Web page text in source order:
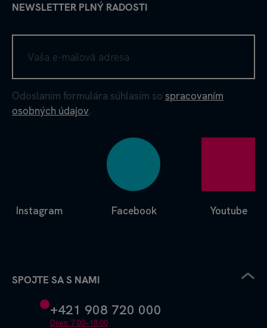
NEWSLETTER PLNÝ RADOSTI
Odoslaním formulára súhlasím so spracovaním
osobných údajov.
Facebook
Instagram Youtube
SPOJTE SA S NAMI
+421 908 720 000
Dnes: 7.00–18.00